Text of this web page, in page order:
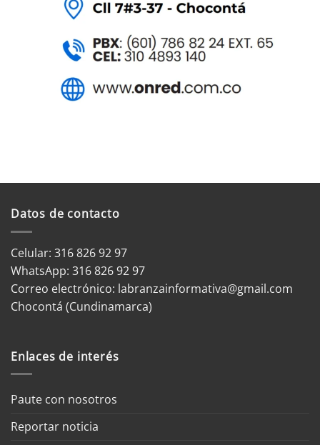
Datos de contacto
Celular: 316 826 92 97
WhatsApp: 316 826 92 97
Correo electrónico: labranzainformativa@gmail.com
Chocontá (Cundinamarca)
Enlaces de interés
Paute con nosotros
Reportar noticia